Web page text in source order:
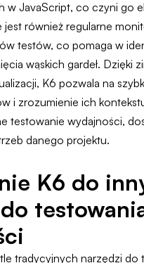
w JavaScript, co czyni go
jest również regularne
testów, co pomaga w
wąskich gardeł. Dzięki
K6 pozwala na
i zrozumienie ich
testowanie wydajności,
danego projektu.
K6 do
tradycyjnych narzędzi do